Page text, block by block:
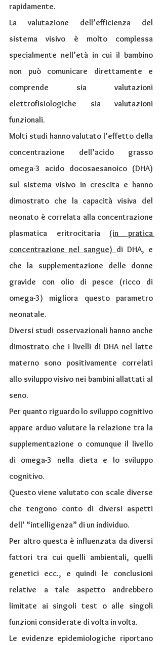
rapidamente.
La valutazione dell’efficienza del
sistema visivo è molto complessa
specialmente nell’età in cui il bambino
non può comunicare direttamente e
comprende sia valutazioni
elettrofisiologiche sia valutazioni
funzionali.
Molti studi hanno valutato l’effetto della
concentrazione dell’acido grasso
omega-3 acido docosaesanoico (DHA)
sul sistema visivo in crescita e hanno
dimostrato che la capacità visiva del
neonato è correlata alla concentrazione
plasmatica eritrocitaria (in pratica
concentrazione nel sangue) di DHA, e
che la supplementazione delle donne
gravide con olio di pesce (ricco di
omega-3) migliora questo parametro
neonatale.
Diversi studi osservazionali hanno anche
dimostrato che i livelli di DHA nel latte
materno sono positivamente correlati
allo sviluppo visivo nei bambini allattati al
seno.
Per quanto riguardo lo sviluppo cognitivo
appare arduo valutare la relazione tra la
supplementazione o comunque il livello
di omega-3 nella dieta e lo sviluppo
cognitivo.
Questo viene valutato con scale diverse
che tengono conto di diversi aspetti
dell’ “intelligenza” di un individuo.
Per altro questa è influenzata da diversi
fattori tra cui quelli ambientali, quelli
genetici ecc., e quindi le conclusioni
relative a tale aspetto andrebbero
limitate ai singoli test o alle singoli
funzioni considerate di volta in volta.
Le evidenze epidemiologiche riportano